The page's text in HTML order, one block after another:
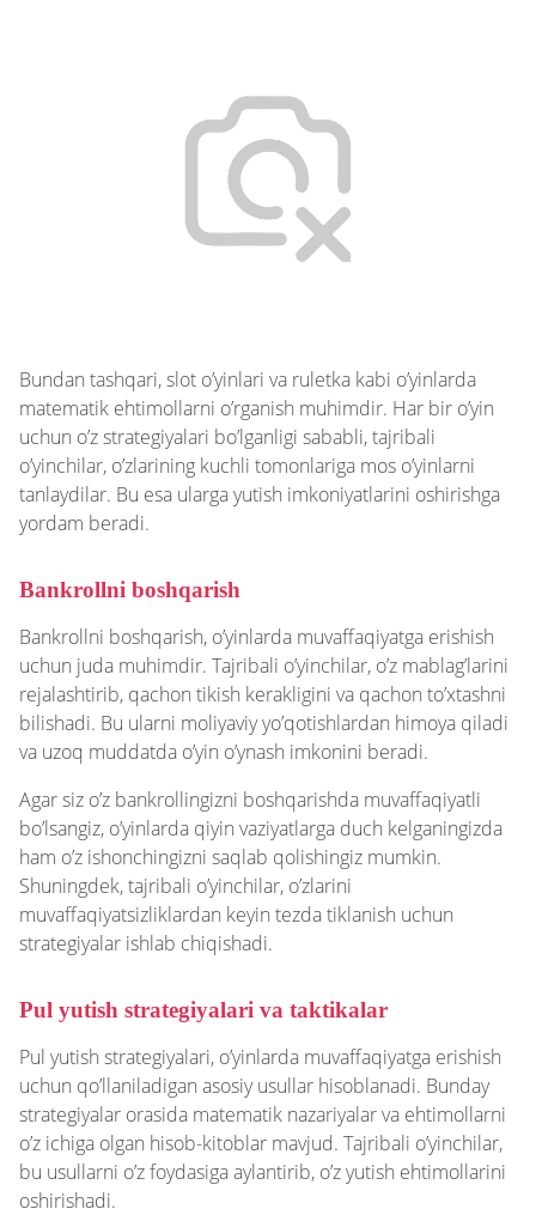
Bundan tashqari, slot o’yinlari va ruletka kabi o’yinlarda
matematik ehtimollarni o’rganish muhimdir. Har bir o’yin
uchun o’z strategiyalari bo’lganligi sababli, tajribali
o’yinchilar, o’zlarining kuchli tomonlariga mos o’yinlarni
tanlaydilar. Bu esa ularga yutish imkoniyatlarini oshirishga
yordam beradi.
Bankrollni boshqarish
Bankrollni boshqarish, o’yinlarda muvaffaqiyatga erishish
uchun juda muhimdir. Tajribali o’yinchilar, o’z mablag’larini
rejalashtirib, qachon tikish kerakligini va qachon to’xtashni
bilishadi. Bu ularni moliyaviy yo’qotishlardan himoya qiladi
va uzoq muddatda o’yin o’ynash imkonini beradi.
Agar siz o’z bankrollingizni boshqarishda muvaffaqiyatli
bo’lsangiz, o’yinlarda qiyin vaziyatlarga duch kelganingizda
ham o’z ishonchingizni saqlab qolishingiz mumkin.
Shuningdek, tajribali o’yinchilar, o’zlarini
muvaffaqiyatsizliklardan keyin tezda tiklanish uchun
strategiyalar ishlab chiqishadi.
Pul yutish strategiyalari va taktikalar
Pul yutish strategiyalari, o’yinlarda muvaffaqiyatga erishish
uchun qo’llaniladigan asosiy usullar hisoblanadi. Bunday
strategiyalar orasida matematik nazariyalar va ehtimollarni
o’z ichiga olgan hisob-kitoblar mavjud. Tajribali o’yinchilar,
bu usullarni o’z foydasiga aylantirib, o’z yutish ehtimollarini
oshirishadi.